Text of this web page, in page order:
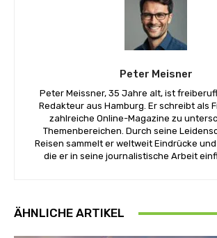
Peter Meisner
Peter Meissner, 35 Jahre alt, ist
Redakteur aus Hamburg. Er schreibt als
zahlreiche Online-Magazine zu
Themenbereichen. Durch seine
Reisen sammelt er weltweit Eindrücke
die er in seine journalistische Arbeit
ÄHNLICHE ARTIKEL